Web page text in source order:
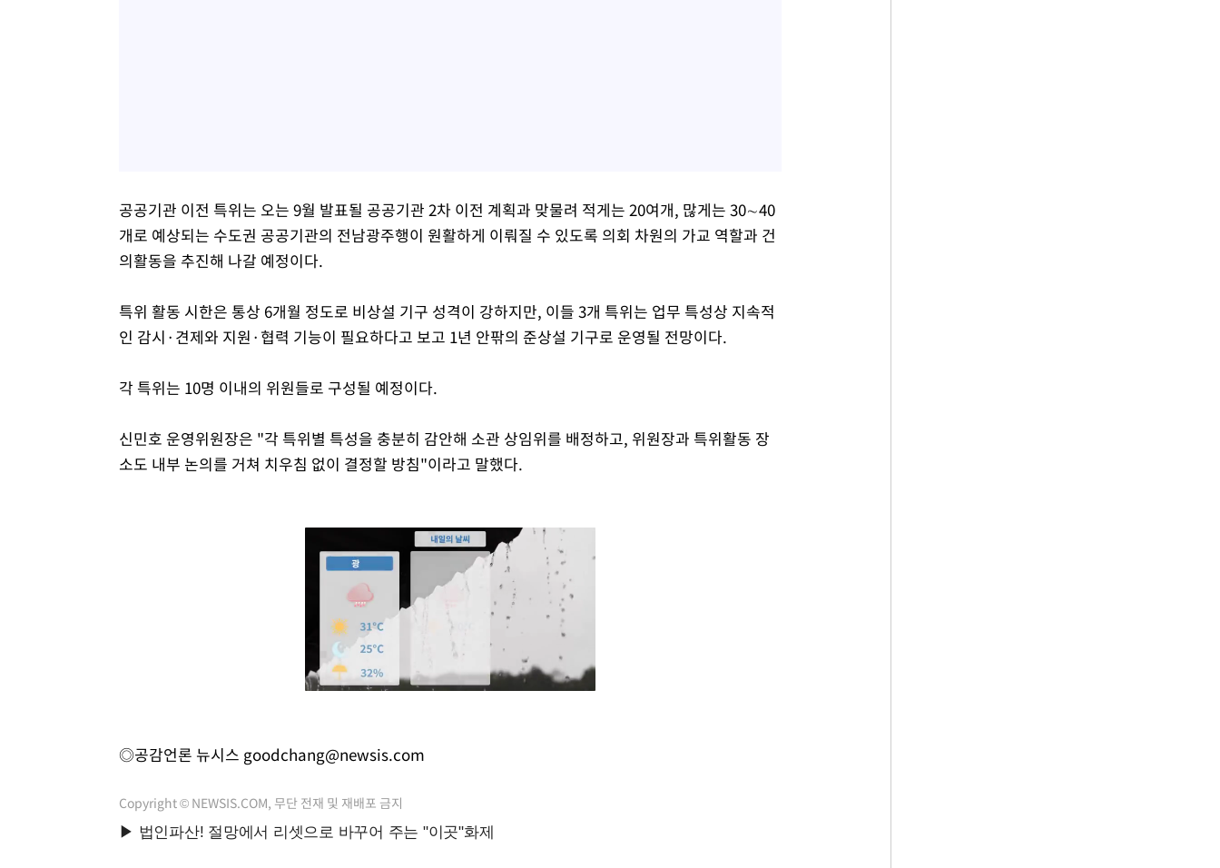
공공기관 이전 특위는 오는 9월 발표될 공공기관 2차 이전 계획과 맞물려 적게는 20여개, 많게는 30∼40
개로 예상되는 수도권 공공기관의 전남광주행이 원활하게 이뤄질 수 있도록 의회 차원의 가교 역할과 건
의활동을 추진해 나갈 예정이다.
특위 활동 시한은 통상 6개월 정도로 비상설 기구 성격이 강하지만, 이들 3개 특위는 업무 특성상 지속적
인 감시·견제와 지원·협력 기능이 필요하다고 보고 1년 안팎의 준상설 기구로 운영될 전망이다.
각 특위는 10명 이내의 위원들로 구성될 예정이다.
신민호 운영위원장은 "각 특위별 특성을 충분히 감안해 소관 상임위를 배정하고, 위원장과 특위활동 장
소도 내부 논의를 거쳐 치우침 없이 결정할 방침"이라고 말했다.
◎공감언론 뉴시스 goodchang@newsis.com
Copyright © NEWSIS.COM, 무단 전재 및 재배포 금지